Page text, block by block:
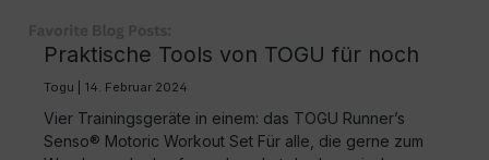
Praktische Tools von TOGU für noch
mehr Freude am Laufen
Togu | 14. Februar 2024
Vier Trainingsgeräte in einem: das TOGU Runner’s
Senso® Motoric Workout Set Für alle, die gerne zum